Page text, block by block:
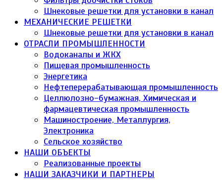
Шнековые решетки для установки в канал
МЕХАНИЧЕСКИЕ РЕШЕТКИ
Шнековые решетки для установки в канал
ОТРАСЛИ ПРОМЫШЛЕННОСТИ
Водоканалы и ЖКХ
Пищевая промышленность
Энергетика
Нефтеперерабатывающая промышленность
Целлюлозно-бумажная, Химическая и
фармацевтическая промышленность
Машиностроение, Металлургия,
Электроника
Сельское хозяйство
НАШИ ОБЪЕКТЫ
Реализованные проекты
НАШИ ЗАКАЗЧИКИ И ПАРТНЕРЫ